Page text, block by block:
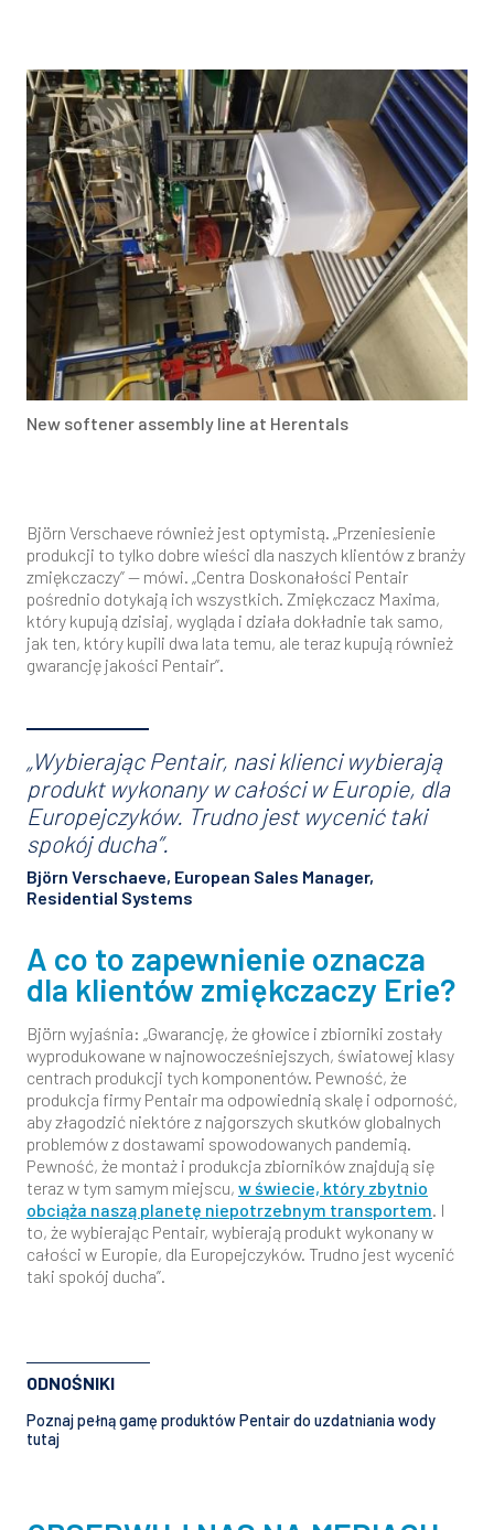
New softener assembly line at Herentals
Björn Verschaeve również jest optymistą. „Przeniesienie
produkcji to tylko dobre wieści dla naszych klientów z branży
zmiękczaczy” — mówi. „Centra Doskonałości Pentair
pośrednio dotykają ich wszystkich. Zmiękczacz Maxima,
który kupują dzisiaj, wygląda i działa dokładnie tak samo,
jak ten, który kupili dwa lata temu, ale teraz kupują również
gwarancję jakości Pentair”.
„Wybierając Pentair, nasi klienci wybierają
produkt wykonany w całości w Europie, dla
Europejczyków. Trudno jest wycenić taki
spokój ducha”.
Björn Verschaeve, European Sales Manager,
Residential Systems
A co to zapewnienie oznacza
dla klientów zmiękczaczy Erie?
Björn wyjaśnia: „Gwarancję, że głowice i zbiorniki zostały
wyprodukowane w najnowocześniejszych, światowej klasy
centrach produkcji tych komponentów. Pewność, że
produkcja firmy Pentair ma odpowiednią skalę i odporność,
aby złagodzić niektóre z najgorszych skutków globalnych
problemów z dostawami spowodowanych pandemią.
Pewność, że montaż i produkcja zbiorników znajdują się
teraz w tym samym miejscu, w świecie, który zbytnio
obciąża naszą planetę niepotrzebnym transportem. I
to, że wybierając Pentair, wybierają produkt wykonany w
całości w Europie, dla Europejczyków. Trudno jest wycenić
taki spokój ducha”.
ODNOŚNIKI
Poznaj pełną gamę produktów Pentair do uzdatniania wody
tutaj